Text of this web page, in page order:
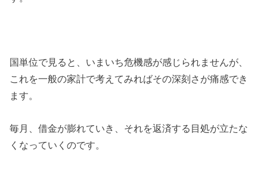
国単位で見ると、いまいち危機感が感じられませんが、
これを一般の家計で考えてみればその深刻さが痛感でき
ます。
毎月、借金が膨れていき、それを返済する目処が立たな
くなっていくのです。